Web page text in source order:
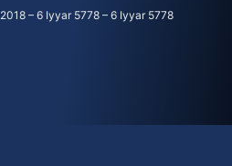
– 6 Iyyar 5778 – 6 Iyyar 5778